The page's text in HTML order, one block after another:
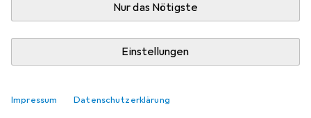
Nur das Nötigste
Einstellungen
Impressum Datenschutzerklärung